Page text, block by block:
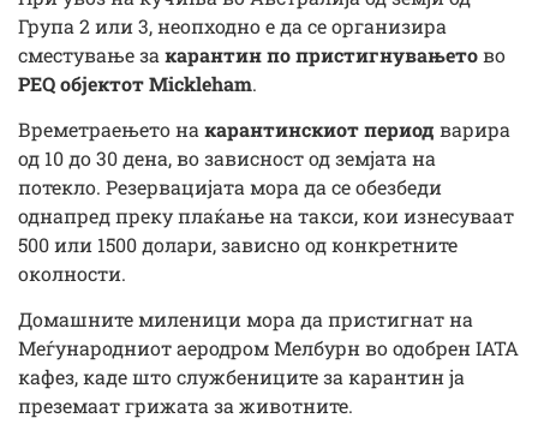
Група 2 или 3, неопходно е да се организира
сместување за карантин по пристигнувањетово
PEQ објектот Mickleham.
Времетраењето на карантинскиот период варира
од 10 до 30 дена, во зависност од земјата на
потекло. Резервацијата мора да се обезбеди
однапред преку плаќање на такси, кои изнесуваат
500 или 1500 долари, зависно од конкретните
околности.
Домашните миленици мора да пристигнат на
Меѓународниот аеродром Мелбурн во одобрен IATA
кафез, каде што службениците за карантин ја
преземаат грижата за животните.